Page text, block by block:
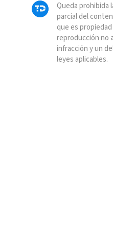
Queda prohibida
parcial del
que es
reproducción no
infracción y un
leyes aplicables.